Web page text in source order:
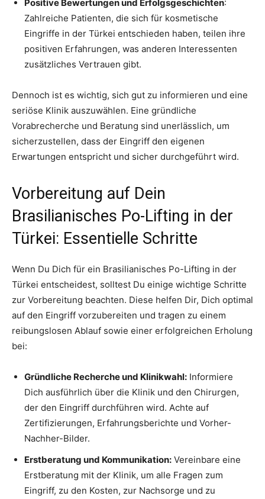
Positive Bewertungen und Erfolgsgeschichten:
Zahlreiche Patienten, die sich für kosmetische
Eingriffe in der Türkei entschieden haben, teilen ihre
positiven Erfahrungen, was anderen Interessenten
zusätzliches Vertrauen gibt.
Dennoch ist es wichtig, sich gut zu informieren und eine
seriöse Klinik auszuwählen. Eine gründliche
Vorabrecherche und Beratung sind unerlässlich, um
sicherzustellen, dass der Eingriff den eigenen
Erwartungen entspricht und sicher durchgeführt wird.
Vorbereitung auf Dein
Brasilianisches Po-Lifting in der
Türkei: Essentielle Schritte
Wenn Du Dich für ein Brasilianisches Po-Lifting in der
Türkei entscheidest, solltest Du einige wichtige Schritte
zur Vorbereitung beachten. Diese helfen Dir, Dich optimal
auf den Eingriff vorzubereiten und tragen zu einem
reibungslosen Ablauf sowie einer erfolgreichen Erholung
bei:
Gründliche Recherche und Klinikwahl: Informiere
Dich ausführlich über die Klinik und den Chirurgen,
der den Eingriff durchführen wird. Achte auf
Zertifizierungen, Erfahrungsberichte und Vorher-
Nachher-Bilder.
Erstberatung und Kommunikation: Vereinbare eine
Erstberatung mit der Klinik, um alle Fragen zum
Eingriff, zu den Kosten, zur Nachsorge und zu